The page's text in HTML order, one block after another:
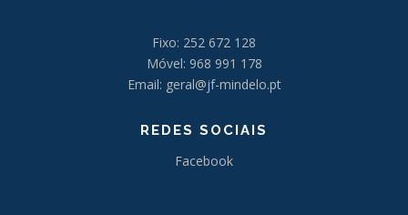
Fixo: 252 672 128
Móvel: 968 991 178
Email: geral@jf-mindelo.pt
REDES SOCIAIS
Facebook